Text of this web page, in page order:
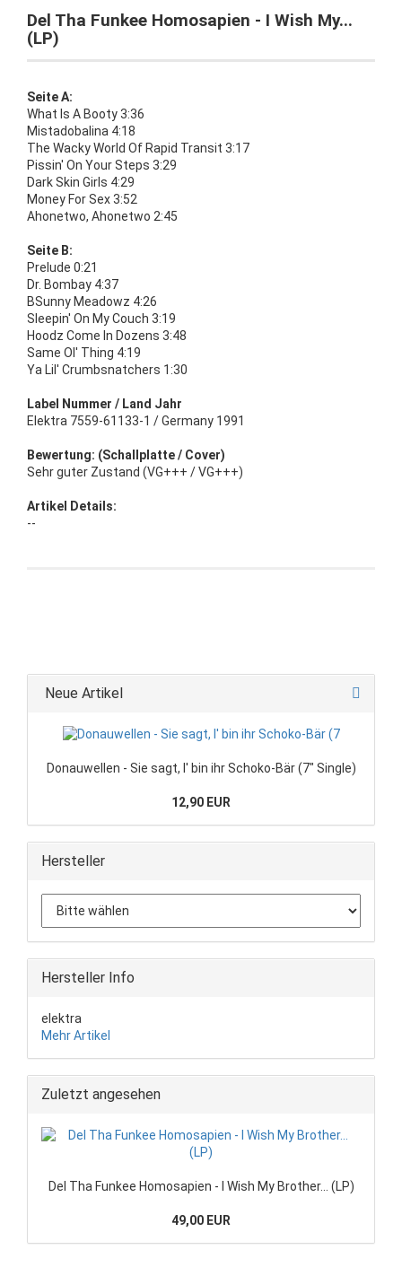
Del Tha Funkee Homosapien - I Wish My...
(LP)
Seite A:
What Is A Booty 3:36
Mistadobalina 4:18
The Wacky World Of Rapid Transit 3:17
Pissin' On Your Steps 3:29
Dark Skin Girls 4:29
Money For Sex 3:52
Ahonetwo, Ahonetwo 2:45
Seite B:
Prelude 0:21
Dr. Bombay 4:37
BSunny Meadowz 4:26
Sleepin' On My Couch 3:19
Hoodz Come In Dozens 3:48
Same Ol' Thing 4:19
Ya Lil' Crumbsnatchers 1:30
Label Nummer / Land Jahr
Elektra 7559-61133-1 / Germany 1991
Bewertung: (Schallplatte / Cover)
Sehr guter Zustand (VG+++ / VG+++)
Artikel Details:
--
Neue Artikel
Donauwellen - Sie sagt, I' bin ihr Schoko-Bär (7" Single)
12,90 EUR
Hersteller
Hersteller Info
elektra
Mehr Artikel
Zuletzt angesehen
Del Tha Funkee Homosapien - I Wish My Brother... (LP)
49,00 EUR